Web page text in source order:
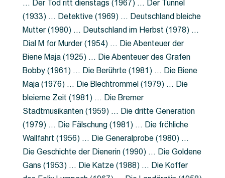
… Der Tod ritt dienstags (1967) … Der Tunnel
(1933) … Detektive (1969) … Deutschland bleiche
Mutter (1980) … Deutschland im Herbst (1978) …
Dial M for Murder (1954) … Die Abenteuer der
Biene Maja (1925) … Die Abenteuer des Grafen
Bobby (1961) … Die Berührte (1981) … Die Biene
Maja (1976) … Die Blechtrommel (1979) … Die
bleierne Zeit (1981) … Die Bremer
Stadtmusikanten (1959) … Die dritte Generation
(1979) … Die Fälschung (1981) … Die fröhliche
Wallfahrt (1956) … Die Generalprobe (1980) …
Die Geschichte der Dienerin (1990) … Die Goldene
Gans (1953) … Die Katze (1988) … Die Koffer